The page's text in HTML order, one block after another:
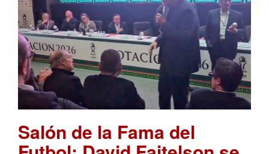
Salón de la Fama del